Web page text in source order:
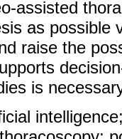
assisted
as possible
raise the
is